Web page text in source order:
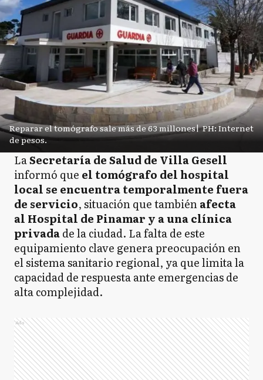
Reparar el tomógrafo sale más de 63 millones
de pesos.
| PH: Internet
LaSecretaría de Salud de Villa Gesell
informó que el tomógrafo del hospital
local se encuentra temporalmente fuera
de servicio, situación que tambiénafecta
al Hospital de Pinamar y a una clínica
privadade la ciudad. La falta de este
equipamiento clave genera preocupación en
el sistema sanitario regional, ya que limita la
capacidad de respuesta ante emergencias de
alta complejidad.
Ads